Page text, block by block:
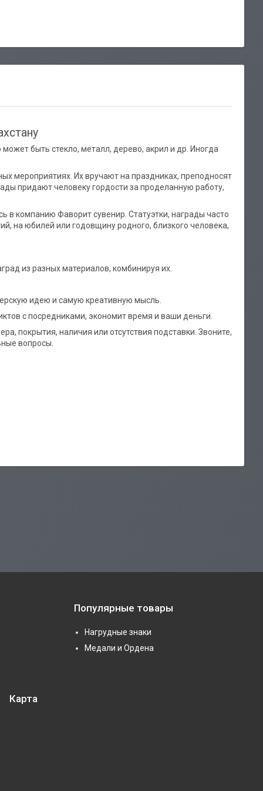
быть стекло, металл, дерево, акрил и др. Иногда
мероприятиях. Их вручают на праздниках, преподносят
придают человеку гордости за проделанную работу,
в компанию Фаворит сувенир. Статуэтки, награды часто
на юбилей или годовщину родного, близкого человека,
из разных материалов, комбинируя их.
идею и самую креативную мысль.
с посредниками, экономит время и ваши деньги.
покрытия, наличия или отсутствия подставки. Звоните,
вопросы.
Популярные товары
Нагрудные знаки
Медали и Ордена
Карта